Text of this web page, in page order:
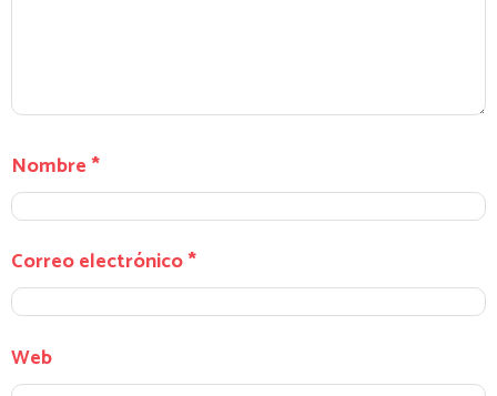
Nombre*
Correo electrónico*
Web